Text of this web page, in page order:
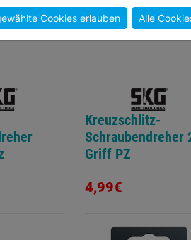
Kreuzschlitz-
Schraubendreher
Griff PZ
4,99€
Cookies erlauben Alle